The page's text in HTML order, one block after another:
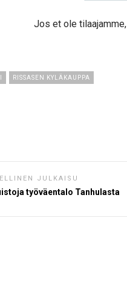
Jos et ole
RISSASEN KYLÄKAUPPA
JULKAISU
työväentalo Tanhulasta